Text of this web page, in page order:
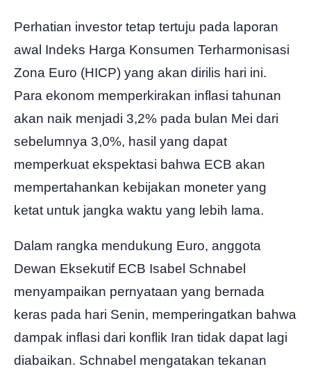
Perhatian investor tetap tertuju pada laporan
awal Indeks Harga Konsumen Terharmonisasi
Zona Euro (HICP) yang akan dirilis hari ini.
Para ekonom memperkirakan inflasi tahunan
akan naik menjadi 3,2% pada bulan Mei dari
sebelumnya 3,0%, hasil yang dapat
memperkuat ekspektasi bahwa ECB akan
mempertahankan kebijakan moneter yang
ketat untuk jangka waktu yang lebih lama.
Dalam rangka mendukung Euro, anggota
Dewan Eksekutif ECB Isabel Schnabel
menyampaikan pernyataan yang bernada
keras pada hari Senin, memperingatkan bahwa
dampak inflasi dari konflik Iran tidak dapat lagi
diabaikan. Schnabel mengatakan tekanan